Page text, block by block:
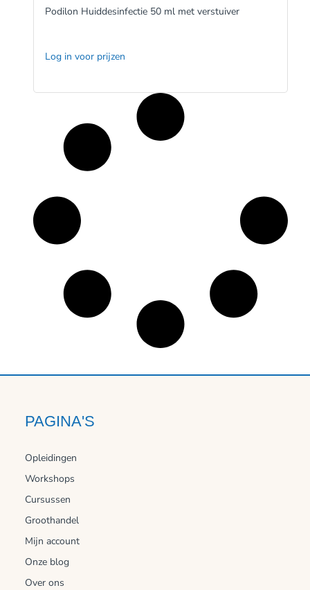
Podilon Huiddesinfectie 50 ml met verstuiver
Log in voor prijzen
PAGINA'S
Opleidingen
Workshops
Cursussen
Groothandel
Mijn account
Onze blog
Over ons